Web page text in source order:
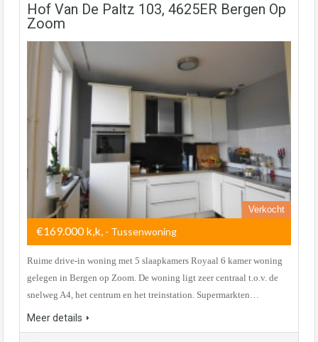
Hof Van De Paltz 103, 4625ER Bergen Op
Zoom
Verkocht
€169.000 k,k, - Tussenwoning
Ruime drive-in woning met 5 slaapkamers Royaal 6 kamer woning
gelegen in Bergen op Zoom. De woning ligt zeer centraal t.o.v. de
snelweg A4, het centrum en het treinstation. Supermarkten…
Meer details